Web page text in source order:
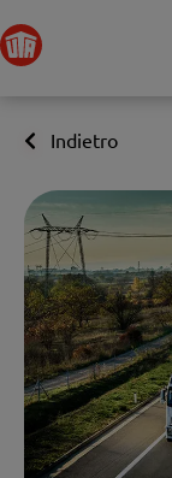
Indietro